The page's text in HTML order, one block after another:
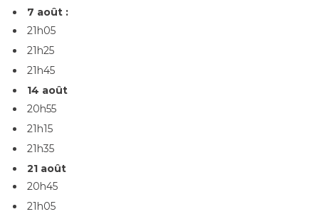
7 août :
21h05
21h25
21h45
14 août
20h55
21h15
21h35
​​​​​​​21 août
​​​​​​​20h45
21h05